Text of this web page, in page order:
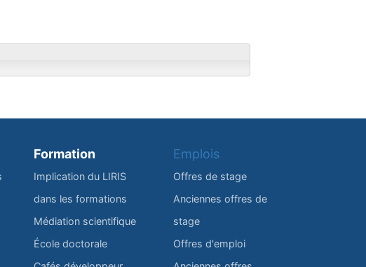
Formation
Implication du LIRIS
dans les formations
Médiation scientifique
École doctorale
Emplois
Offres de stage
Anciennes offres de
stage
Offres d'emploi